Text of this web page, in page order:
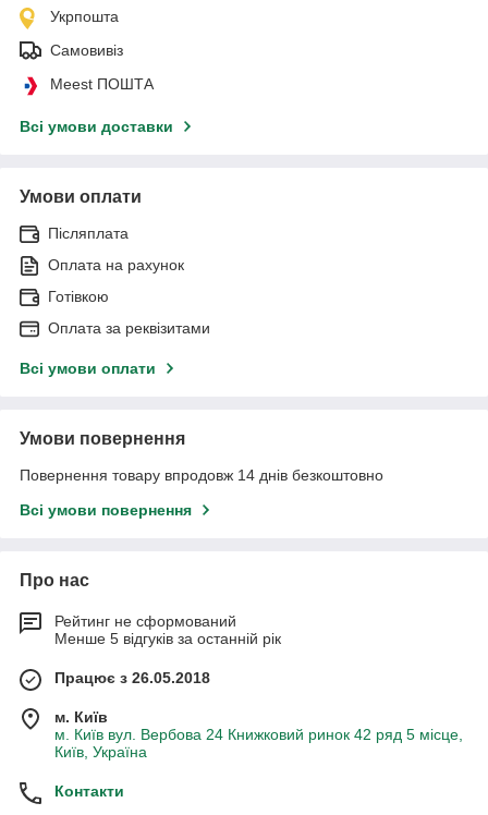
Укрпошта
Самовивіз
Meest ПОШТА
Всі умови доставки
Умови оплати
Післяплата
Оплата на рахунок
Готівкою
Оплата за реквізитами
Всі умови оплати
Умови повернення
Повернення товару впродовж 14 днів безкоштовно
Всі умови повернення
Про нас
Рейтинг не сформований
Менше 5 відгуків за останній рік
Працює з 26.05.2018
м. Київ
м. Київ вул. Вербова 24 Книжковий ринок 42 ряд 5 місце,
Київ, Україна
Контакти